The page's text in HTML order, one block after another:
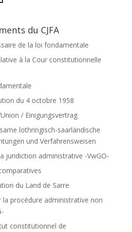
du CJFA
de la loi fondamentale
à la Cour constitutionnelle
du 4 octobre 1958
/ Einigungsvertrag
lothringisch-saarländische
und Verfahrensweisen
juridiction administrative -VwGO-
du Land de Sarre
la procédure administrative non
constitutionnel de